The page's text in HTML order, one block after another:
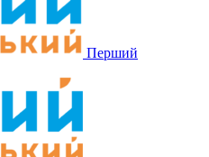
Перший